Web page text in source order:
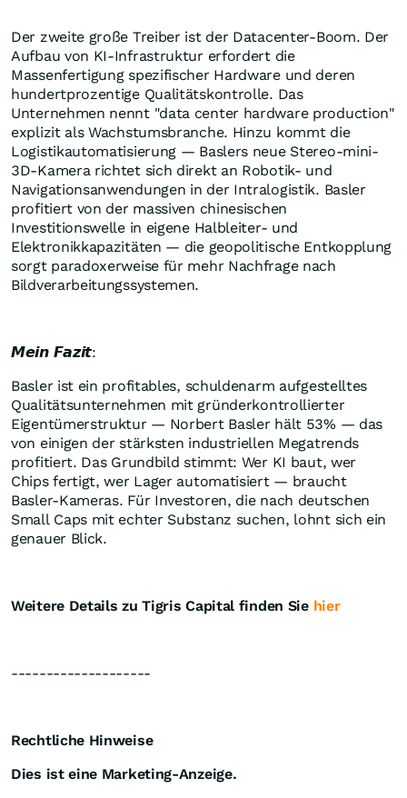
Der zweite große Treiber ist der Datacenter-Boom. Der
Aufbau von KI-Infrastruktur erfordert die
Massenfertigung spezifischer Hardware und deren
hundertprozentige Qualitätskontrolle. Das
Unternehmen nennt "data center hardware production"
explizit als Wachstumsbranche. Hinzu kommt die
Logistikautomatisierung — Baslers neue Stereo-mini-
3D-Kamera richtet sich direkt an Robotik- und
Navigationsanwendungen in der Intralogistik. Basler
profitiert von der massiven chinesischen
Investitionswelle in eigene Halbleiter- und
Elektronikkapazitäten — die geopolitische Entkopplung
sorgt paradoxerweise für mehr Nachfrage nach
Bildverarbeitungssystemen.
𝙈𝙚𝙞𝙣 𝙁𝙖𝙯𝙞𝙩:
Basler ist ein profitables, schuldenarm aufgestelltes
Qualitätsunternehmen mit gründerkontrollierter
Eigentümerstruktur — Norbert Basler hält 53% — das
von einigen der stärksten industriellen Megatrends
profitiert. Das Grundbild stimmt: Wer KI baut, wer
Chips fertigt, wer Lager automatisiert — braucht
Basler-Kameras. Für Investoren, die nach deutschen
Small Caps mit echter Substanz suchen, lohnt sich ein
genauer Blick.
Weitere Details zu Tigris Capital finden Sie hier
--------------------
Rechtliche Hinweise
Dies ist eine Marketing-Anzeige.